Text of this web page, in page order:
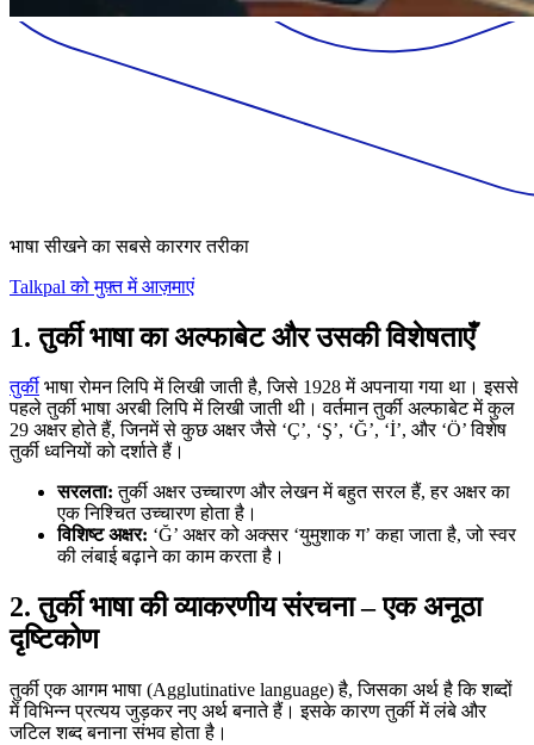
भाषा सीखने का सबसे कारगर तरीका
Talkpal को मुफ़्त में आज़माएं
1. तुर्की भाषा का अल्फाबेट और उसकी विशेषताएँ
तुर्की भाषा रोमन लिपि में लिखी जाती है, जिसे 1928 में अपनाया गया था। इससे
पहले तुर्की भाषा अरबी लिपि में लिखी जाती थी। वर्तमान तुर्की अल्फाबेट में कुल
29 अक्षर होते हैं, जिनमें से कुछ अक्षर जैसे ‘Ç’, ‘Ş’, ‘Ğ’, ‘İ’, और ‘Ö’ विशेष
तुर्की ध्वनियों को दर्शाते हैं।
सरलता: तुर्की अक्षर उच्चारण और लेखन में बहुत सरल हैं, हर अक्षर का
एक निश्चित उच्चारण होता है।
विशिष्ट अक्षर: ‘Ğ’ अक्षर को अक्सर ‘युमुशाक ग’ कहा जाता है, जो स्वर
की लंबाई बढ़ाने का काम करता है।
2. तुर्की भाषा की व्याकरणीय संरचना – एक अनूठा
दृष्टिकोण
तुर्की एक आगम भाषा (Agglutinative language) है, जिसका अर्थ है कि शब्दों
में विभिन्न प्रत्यय जुड़कर नए अर्थ बनाते हैं। इसके कारण तुर्की में लंबे और
जटिल शब्द बनाना संभव होता है।